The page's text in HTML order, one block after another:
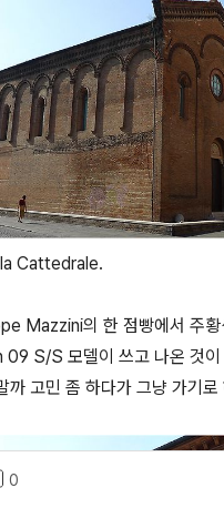
Cattedrale.
Mazzini의 한 점빵에서 주황
09 S/S 모델이 쓰고 나온 것이
까 고민 좀 하다가 그냥 가기
0